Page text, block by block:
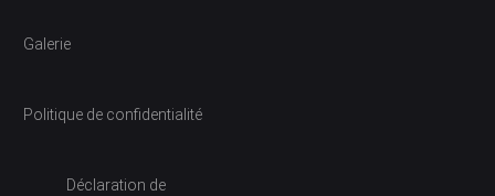
Galerie
Politique de confidentialité
Déclaration de